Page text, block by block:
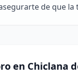
de que
en Chiclana